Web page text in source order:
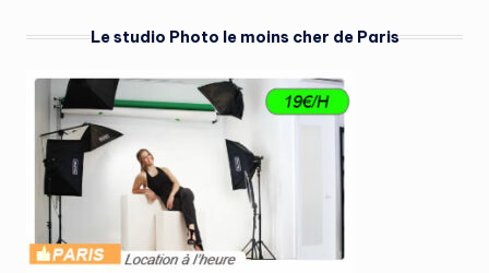
Le studio Photo le moins cher de Paris